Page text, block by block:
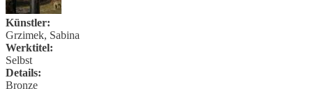
Künstler:
Grzimek, Sabina
Werktitel:
Selbst
Details:
Bronze